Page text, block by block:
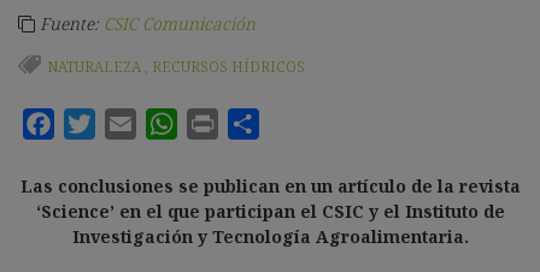
Fuente: CSIC Comunicación
NATURALEZA, RECURSOS HÍDRICOS
Las conclusiones se publican en un artículo de la revista
‘Science’ en el que participan el CSIC y el Instituto de
Investigación y Tecnología Agroalimentaria.